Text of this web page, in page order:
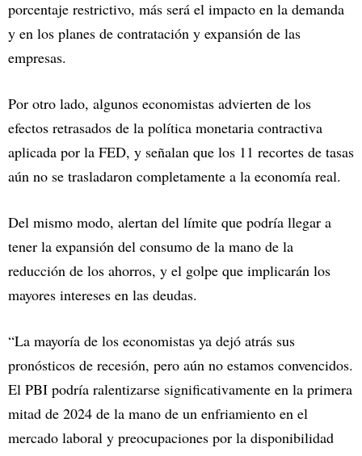
porcentaje restrictivo, más será el impacto en la demanda
y en los planes de contratación y expansión de las
empresas.
Por otro lado, algunos economistas advierten de los
efectos retrasados de la política monetaria contractiva
aplicada por la FED, y señalan que los 11 recortes de tasas
aún no se trasladaron completamente a la economía real.
Del mismo modo, alertan del límite que podría llegar a
tener la expansión del consumo de la mano de la
reducción de los ahorros, y el golpe que implicarán los
mayores intereses en las deudas.
“La mayoría de los economistas ya dejó atrás sus
pronósticos de recesión, pero aún no estamos convencidos.
El PBI podría ralentizarse significativamente en la primera
mitad de 2024 de la mano de un enfriamiento en el
mercado laboral y preocupaciones por la disponibilidad